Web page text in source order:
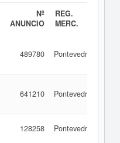
Nº
ANUNCIO
REG.
MERC.
489780 Pontevedra
641210 Pontevedra
128258 Pontevedra